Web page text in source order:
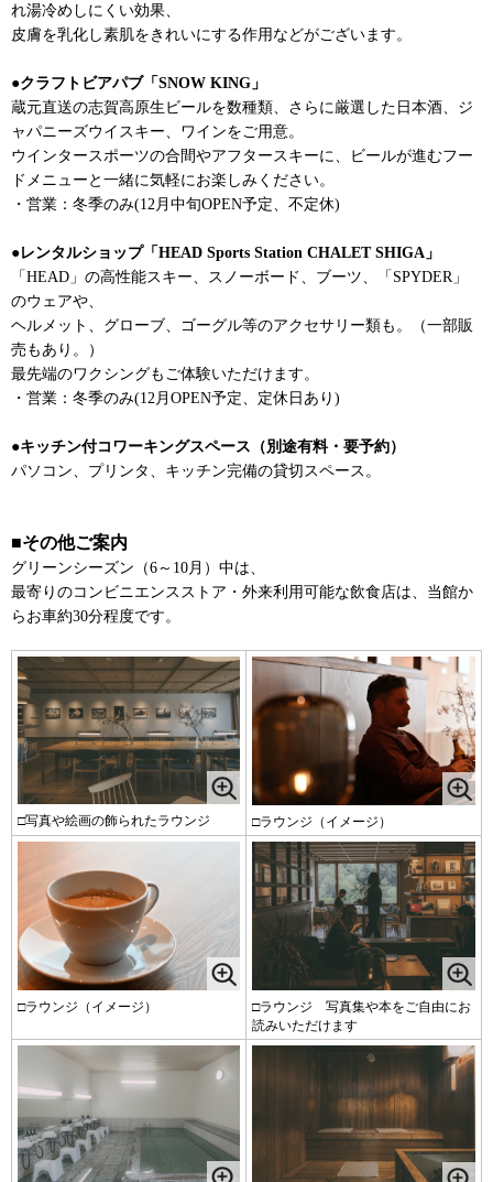
れ湯冷めしにくい効果、
皮膚を乳化し素肌をきれいにする作用などがございます。
●クラフトビアパブ「SNOW KING」
蔵元直送の志賀高原生ビールを数種類、さらに厳選した日本酒、ジ
ャパニーズウイスキー、ワインをご用意。
ウインタースポーツの合間やアフタースキーに、ビールが進むフー
ドメニューと一緒に気軽にお楽しみください。
・営業：冬季のみ(12月中旬OPEN予定、不定休)
●レンタルショップ「HEAD Sports Station CHALET SHIGA」
「HEAD」の高性能スキー、スノーボード、ブーツ、「SPYDER」
のウェアや、
ヘルメット、グローブ、ゴーグル等のアクセサリー類も。（一部販
売もあり。）
最先端のワクシングもご体験いただけます。
・営業：冬季のみ(12月OPEN予定、定休日あり)
●キッチン付コワーキングスペース（別途有料・要予約）
パソコン、プリンタ、キッチン完備の貸切スペース。
■その他ご案内
グリーンシーズン（6～10月）中は、
最寄りのコンビニエンスストア・外来利用可能な飲食店は、当館か
らお車約30分程度です。
□写真や絵画の飾られたラウンジ □ラウンジ（イメージ）
□ラウンジ（イメージ）
□ラウンジ 写真集や本をご自由にお
読みいただけます